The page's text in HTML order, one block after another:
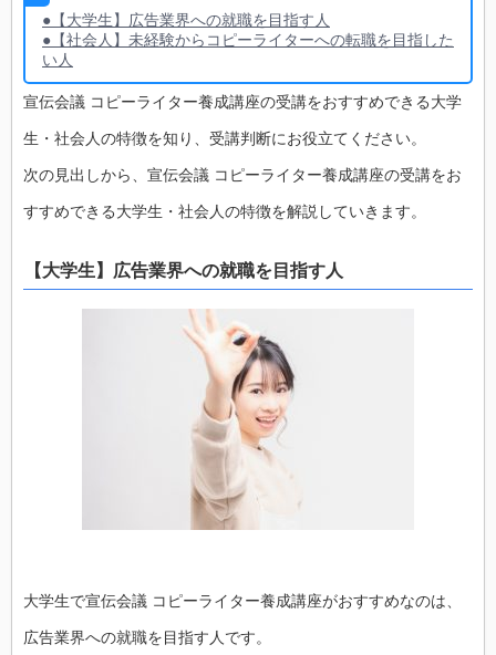
●【大学生】広告業界への就職を目指す人
●【社会人】未経験からコピーライターへの転職を目指した
い人
宣伝会議 コピーライター養成講座の受講をおすすめできる大学
生・社会人の特徴を知り、受講判断にお役立てください。
次の見出しから、宣伝会議 コピーライター養成講座の受講をお
すすめできる大学生・社会人の特徴を解説していきます。
【大学生】広告業界への就職を目指す人
大学生で宣伝会議 コピーライター養成講座がおすすめなのは、
広告業界への就職を目指す人です。